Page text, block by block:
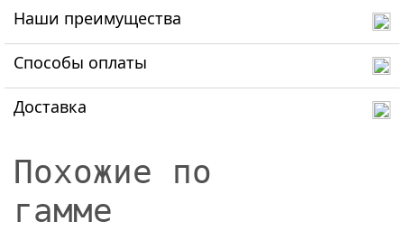
Наши преимущества
Способы оплаты
Доставка
Похожие по
гамме